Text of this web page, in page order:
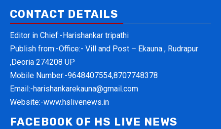
CONTACT DETAILS
Editor in Chief:-Harishankar tripathi
Publish from:-Office:- Vill and Post – Ekauna , Rudrapur
,Deoria 274208 UP
Mobile Number:-9648407554,8707748378
Email:-harishankarekauna@gmail.com
Website:-www.hslivenews.in
FACEBOOK OF HS LIVE NEWS